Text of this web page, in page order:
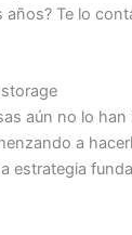
años? Te lo
aún no lo
a
estrategia